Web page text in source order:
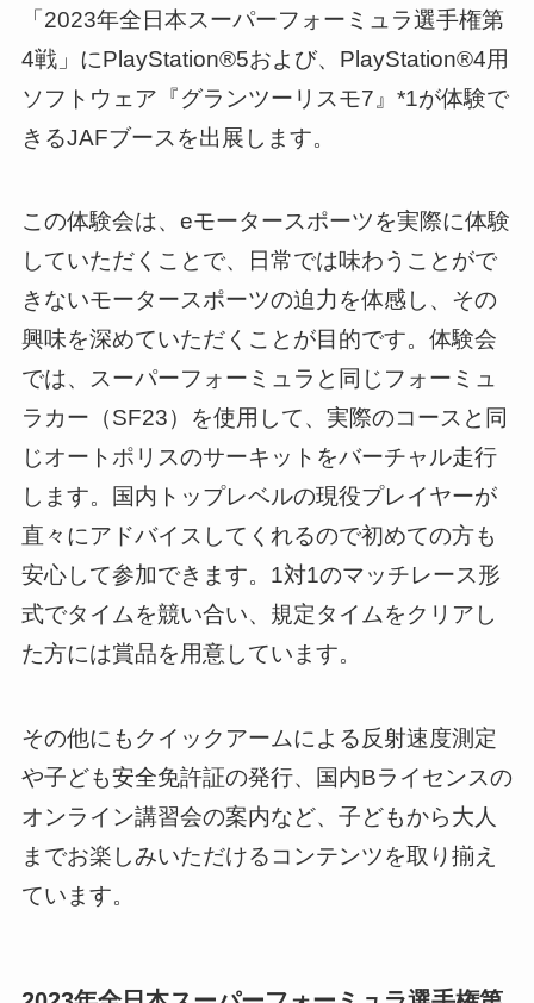
「2023年全日本スーパーフォーミュラ選手権第
4戦」にPlayStation®5および、PlayStation®4用
ソフトウェア『グランツーリスモ7』*1が体験で
きるJAFブースを出展します。
この体験会は、eモータースポーツを実際に体験
していただくことで、日常では味わうことがで
きないモータースポーツの迫力を体感し、その
興味を深めていただくことが目的です。体験会
では、スーパーフォーミュラと同じフォーミュ
ラカー（SF23）を使用して、実際のコースと同
じオートポリスのサーキットをバーチャル走行
します。国内トップレベルの現役プレイヤーが
直々にアドバイスしてくれるので初めての方も
安心して参加できます。1対1のマッチレース形
式でタイムを競い合い、規定タイムをクリアし
た方には賞品を用意しています。
その他にもクイックアームによる反射速度測定
や子ども安全免許証の発行、国内Bライセンスの
オンライン講習会の案内など、子どもから大人
までお楽しみいただけるコンテンツを取り揃え
ています。